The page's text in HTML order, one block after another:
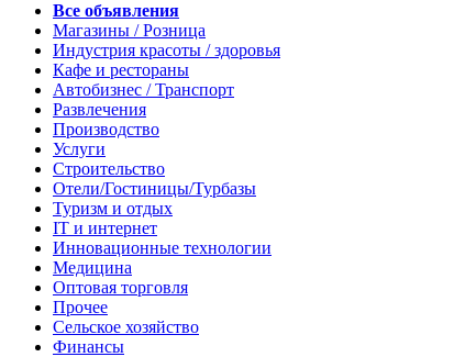
Все объявления
Магазины / Розница
Индустрия красоты / здоровья
Кафе и рестораны
Автобизнес / Транспорт
Развлечения
Производство
Услуги
Строительство
Отели/Гостиницы/Турбазы
Туризм и отдых
IT и интернет
Инновационные технологии
Медицина
Оптовая торговля
Прочее
Сельское хозяйство
Финансы